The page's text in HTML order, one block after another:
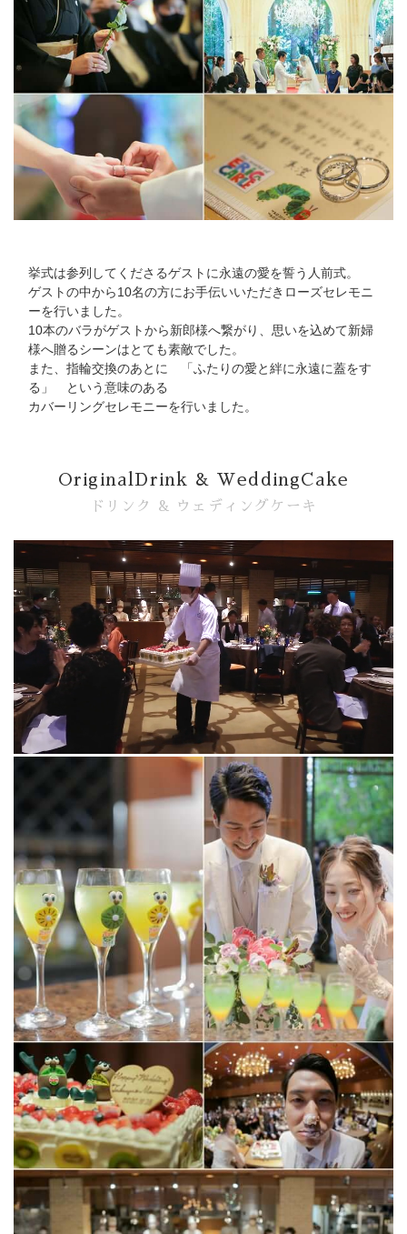
挙式は参列してくださるゲストに永遠の愛を誓う人前式。
ゲストの中から10名の方にお手伝いいただきローズセレモニ
ーを行いました。
10本のバラがゲストから新郎様へ繋がり、思いを込めて新婦
様へ贈るシーンはとても素敵でした。
また、指輪交換のあとに 「ふたりの愛と絆に永遠に蓋をす
る」 という意味のある
カバーリングセレモニーを行いました。
OriginalDrink & WeddingCake
ドリンク & ウェディングケーキ